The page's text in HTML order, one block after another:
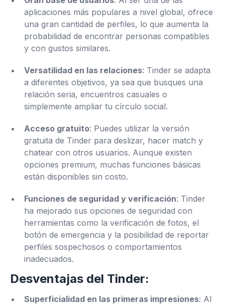
aplicaciones más populares a nivel global, ofrece
una gran cantidad de perfiles, lo que aumenta la
probabilidad de encontrar personas compatibles
y con gustos similares.
Versatilidad en las relaciones: Tinder se adapta
a diferentes objetivos, ya sea que busques una
relación seria, encuentros casuales o
simplemente ampliar tu círculo social.
Acceso gratuito: Puedes utilizar la versión
gratuita de Tinder para deslizar, hacer match y
chatear con otros usuarios. Aunque existen
opciones premium, muchas funciones básicas
están disponibles sin costo.
Funciones de seguridad y verificación: Tinder
ha mejorado sus opciones de seguridad con
herramientas como la verificación de fotos, el
botón de emergencia y la posibilidad de reportar
perfiles sospechosos o comportamientos
inadecuados.
Desventajas del Tinder:
Superficialidad en las primeras impresiones: Al